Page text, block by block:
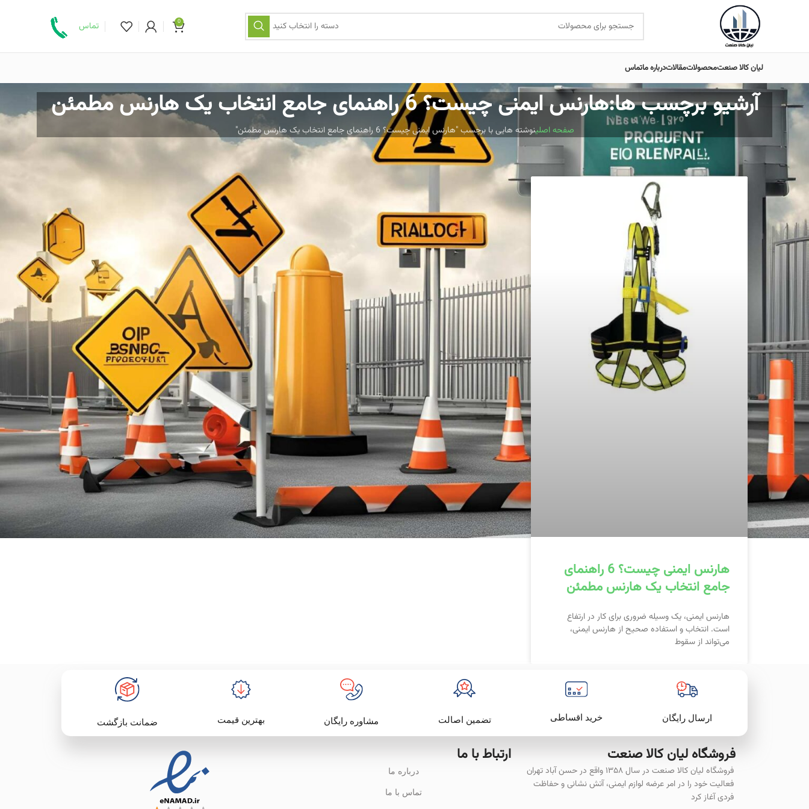
دسته را انتخاب کنید 0 تماس
لیان کالا صنعتمحصولاتمقالاتدرباره ماتماس
آرشیو برچسب ها:هارنس ایمنی چیست؟ 6 راهنمای جامع انتخاب یک هارنس مطمئن
صفحه اصلینوشته هایی با برچسب "هارنس ایمنی چیست؟ 6 راهنمای جامع انتخاب یک هارنس مطمئن"
هارنس ایمنی چیست؟ 6 راهنمای
جامع انتخاب یک هارنس مطمئن
هارنس ایمنی، یک وسیله ضروری برای کار در ارتفاع
است. انتخاب و استفاده صحیح از هارنس ایمنی،
می‌تواند از سقوط
ارسال رایگان خرید اقساطی تضمین اصالت مشاوره رایگان بهترین قیمت ضمانت بازگشت
فروشگاه لیان‌ کالا صنعت
فروشگاه لیان کالا صنعت در سال ۱۳۵۸ واقع در حسن آباد تهران
فعالیت خود را در امر عرضه لوازم ایمنی، آتش نشانی و حفاظت
فردی آغاز کرد
ارتباط با ما
درباره ما
تماس با ما